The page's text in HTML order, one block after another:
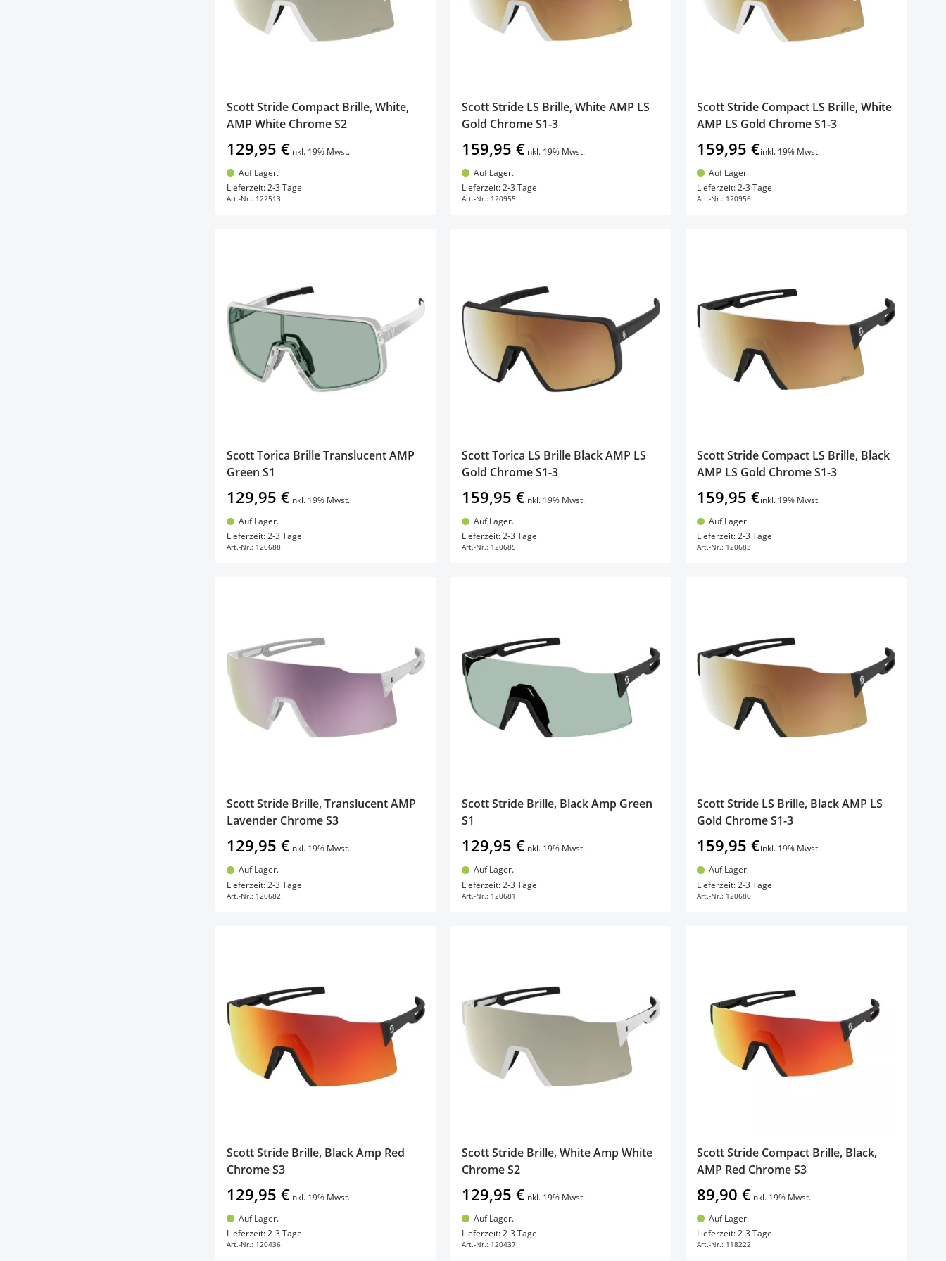
Scott Stride Compact Brille, White,
AMP White Chrome S2
129,95 €inkl. 19% Mwst.
Auf Lager.
Lieferzeit: 2-3 Tage
Art.-Nr.: 122513
In den Warenkorb
Scott Stride LS Brille, White AMP LS
Gold Chrome S1-3
159,95 €inkl. 19% Mwst.
Auf Lager.
Lieferzeit: 2-3 Tage
Art.-Nr.: 120955
In den Warenkorb
Scott Stride Compact LS Brille, White
AMP LS Gold Chrome S1-3
159,95 €inkl. 19% Mwst.
Auf Lager.
Lieferzeit: 2-3 Tage
Art.-Nr.: 120956
In den Warenkorb
Scott Torica Brille Translucent AMP
Green S1
129,95 €inkl. 19% Mwst.
Auf Lager.
Lieferzeit: 2-3 Tage
Art.-Nr.: 120688
In den Warenkorb
Scott Torica LS Brille Black AMP LS
Gold Chrome S1-3
159,95 €inkl. 19% Mwst.
Auf Lager.
Lieferzeit: 2-3 Tage
Art.-Nr.: 120685
In den Warenkorb
Scott Stride Compact LS Brille, Black
AMP LS Gold Chrome S1-3
159,95 €inkl. 19% Mwst.
Auf Lager.
Lieferzeit: 2-3 Tage
Art.-Nr.: 120683
In den Warenkorb
Scott Stride Brille, Translucent AMP
Lavender Chrome S3
129,95 €inkl. 19% Mwst.
Auf Lager.
Lieferzeit: 2-3 Tage
Art.-Nr.: 120682
In den Warenkorb
Scott Stride Brille, Black Amp Green
S1
129,95 €inkl. 19% Mwst.
Auf Lager.
Lieferzeit: 2-3 Tage
Art.-Nr.: 120681
In den Warenkorb
Scott Stride LS Brille, Black AMP LS
Gold Chrome S1-3
159,95 €inkl. 19% Mwst.
Auf Lager.
Lieferzeit: 2-3 Tage
Art.-Nr.: 120680
In den Warenkorb
Scott Stride Brille, Black Amp Red
Chrome S3
129,95 €inkl. 19% Mwst.
Auf Lager.
Lieferzeit: 2-3 Tage
Art.-Nr.: 120436
In den Warenkorb
Scott Stride Brille, White Amp White
Chrome S2
129,95 €inkl. 19% Mwst.
Auf Lager.
Lieferzeit: 2-3 Tage
Art.-Nr.: 120437
In den Warenkorb
Scott Stride Compact Brille, Black,
AMP Red Chrome S3
89,90 €inkl. 19% Mwst.
Auf Lager.
Lieferzeit: 2-3 Tage
Art.-Nr.: 118222
In den Warenkorb